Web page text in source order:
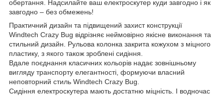
обертання. Надсилайте ваш електроскутер куди завгодно і як
завгодно – без обмежень!
Практичний дизайн та підвищений захист конструкції
Windtech Crazy Bug відрізняє неймовірно якісне виконання та
стильний дизайн. Рульова колонка закрита кожухом з міцного
пластику, з якого також зроблені сидіння.
Вдале поєднання класичних кольорів надає зовнішньому
вигляду транспорту елегантності, формуючи власний
неповторний стиль Windtech Crazy Bug.
Сидіння електроскутера мають достатню міцність. І водночас